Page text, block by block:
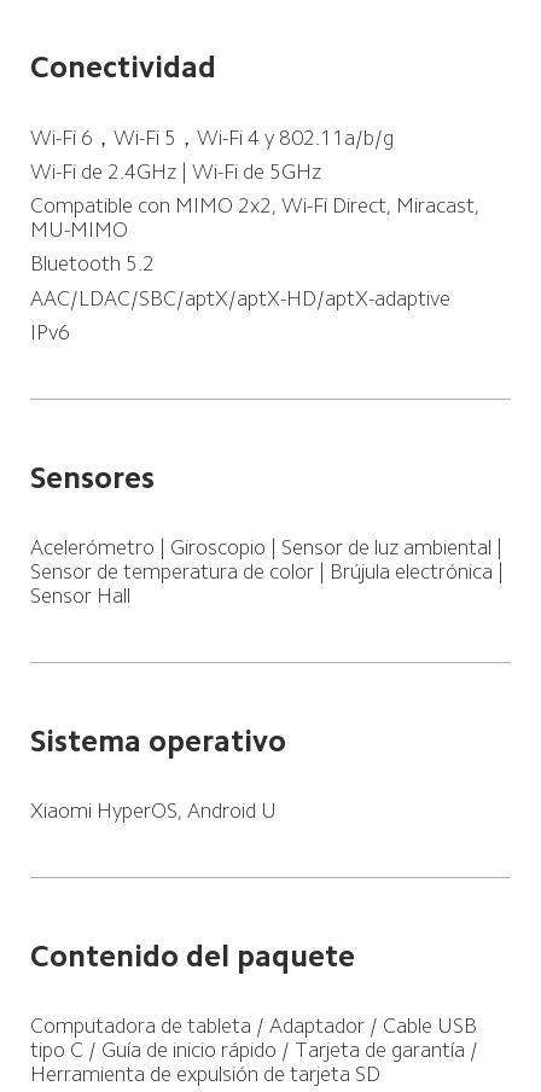
Conectividad
Wi-Fi 6，Wi-Fi 5，Wi-Fi 4 y 802.11a/b/g
Wi-Fi de 2.4GHz | Wi-Fi de 5GHz
Compatible con MIMO 2x2, Wi-Fi Direct, Miracast,
MU-MIMO
Bluetooth 5.2
AAC/LDAC/SBC/aptX/aptX-HD/aptX-adaptive
IPv6
Sensores
Acelerómetro | Giroscopio | Sensor de luz ambiental |
Sensor de temperatura de color | Brújula electrónica |
Sensor Hall
Sistema operativo
Xiaomi HyperOS, Android U
Contenido del paquete
Computadora de tableta / Adaptador / Cable USB
tipo C / Guía de inicio rápido / Tarjeta de garantía /
Herramienta de expulsión de tarjeta SD